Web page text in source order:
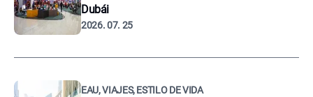
Dubái
2026. 07. 25
EAU, VIAJES, ESTILO DE VIDA